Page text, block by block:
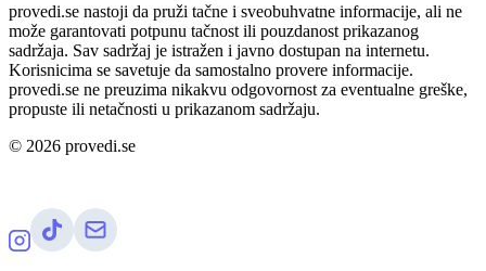
provedi.se nastoji da pruži tačne i sveobuhvatne informacije, ali ne
može garantovati potpunu tačnost ili pouzdanost prikazanog
sadržaja. Sav sadržaj je istražen i javno dostupan na internetu.
Korisnicima se savetuje da samostalno provere informacije.
provedi.se ne preuzima nikakvu odgovornost za eventualne greške,
propuste ili netačnosti u prikazanom sadržaju.
© 2026 provedi.se